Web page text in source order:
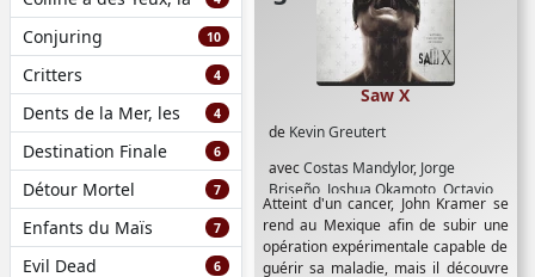
Conjuring 10
Critters 4
Dents de la Mer, les 4
Destination Finale 6
Détour Mortel 7
Enfants du Maïs 7
Evil Dead 6
de Kevin Greutert
avecCostas Mandylor, Jorge
Briseño, Joshua Okamoto, Octavio
Hinojosa,Paulette Hernandez,
Renata Vaca,Shawnee Smith,
Steven Brand,Synnøve Macody
Saw X
Atteint d'un cancer, John Kramer se
rend au Mexique afin de subir une
opération expérimentale capable de
guérir sa maladie, mais il découvre